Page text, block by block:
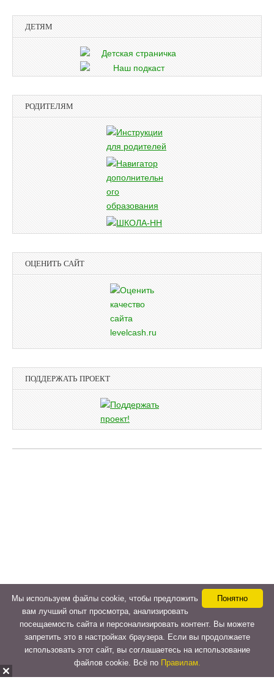
ДЕТЯМ
РОДИТЕЛЯМ
ОЦЕНИТЬ САЙТ
ПОДДЕРЖАТЬ ПРОЕКТ
Понятно
Мы используем файлы cookie, чтобы предложить
вам лучший опыт просмотра, анализировать
посещаемость сайта и персонализировать контент. Вы можете
запретить это в настройках браузера. Если вы продолжаете
использовать этот сайт, вы соглашаетесь на использование
файлов cookie. Всё по Правилам.